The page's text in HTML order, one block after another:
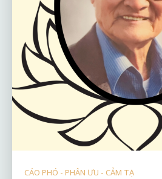
CÁO PHÓ - PHÂN ƯU - CẢM TẠ